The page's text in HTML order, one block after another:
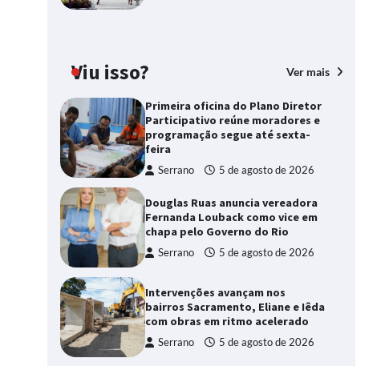
Viu isso? Ver mais
Primeira oficina do Plano Diretor
Participativo reúne moradores e
programação segue até sexta-
feira
Serrano 5 de agosto de 2026
Douglas Ruas anuncia vereadora
Fernanda Louback como vice em
chapa pelo Governo do Rio
Serrano 5 de agosto de 2026
Intervenções avançam nos
bairros Sacramento, Eliane e Iêda
com obras em ritmo acelerado
Serrano 5 de agosto de 2026